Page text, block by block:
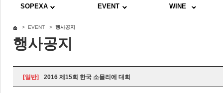
SOPEXA EVENT WINE
> EVENT > 행사공지
행사공지
[일반] 2016 제15회 한국 소믈리에 대회